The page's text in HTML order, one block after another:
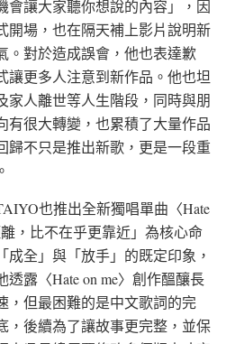
會讓大家聽你想說的內容」，因
開場，也在隔天補上影片說明新
。對於造成誤會，他也表達歉
讓更多人注意到新作品。他也坦
家人離世等人生階段，同時與朋
有很大轉變，也累積了大量作品
歸不只是推出新歌，更是一段重
也推出全新獨唱單曲〈Hate
，比不在乎更靠近」為核心命
全」與「放手」的既定印象，
露〈Hate on me〉創作醞釀長
，但最困難的是中文歌詞的完
，後續為了讓故事更完整，並保